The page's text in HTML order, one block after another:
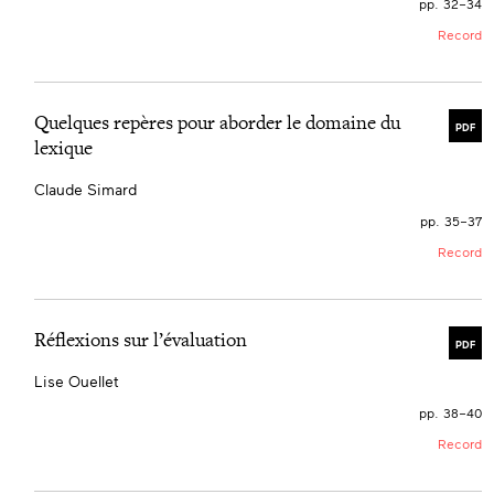
pp. 32–34
Record
PDF
Quelques repères pour aborder le domaine du
lexique
Claude Simard
pp. 35–37
Record
PDF
Réflexions sur l’évaluation
Lise Ouellet
pp. 38–40
Record